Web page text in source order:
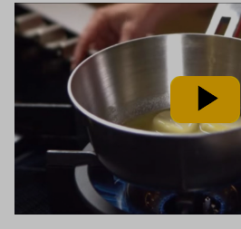
video
af